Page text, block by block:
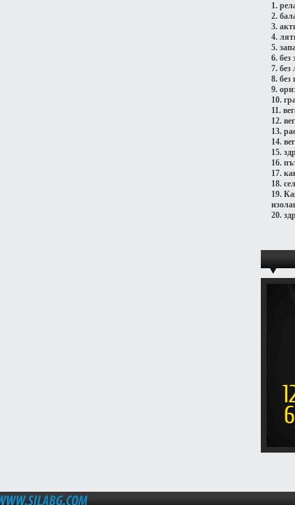
1.
2.
3.
4.
5.
6. без
7. без
8. без
9.
10.
11.
12.
13.
14.
15.
16.
17.
18.
19.
20.